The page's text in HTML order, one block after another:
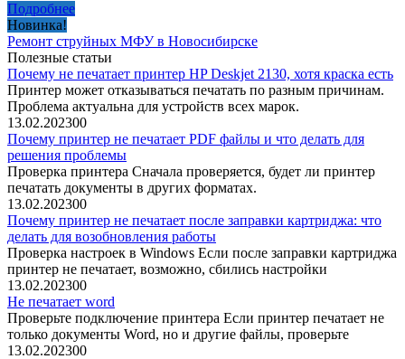
Подробнее
Новинка!
Ремонт струйных МФУ в Новосибирске
Полезные статьи
Почему не печатает принтер HP Deskjet 2130, хотя краска есть
Принтер может отказываться печатать по разным причинам.
Проблема актуальна для устройств всех марок.
13.02.202300
Почему принтер не печатает PDF файлы и что делать для
решения проблемы
Проверка принтера Сначала проверяется, будет ли принтер
печатать документы в других форматах.
13.02.202300
Почему принтер не печатает после заправки картриджа: что
делать для возобновления работы
Проверка настроек в Windows Если после заправки картриджа
принтер не печатает, возможно, сбились настройки
13.02.202300
Не печатает word
Проверьте подключение принтера Если принтер печатает не
только документы Word, но и другие файлы, проверьте
13.02.202300